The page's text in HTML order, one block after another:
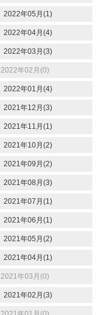
2022年05月(1)
2022年04月(4)
2022年03月(3)
2022年02月(0)
2022年01月(4)
2021年12月(3)
2021年11月(1)
2021年10月(2)
2021年09月(2)
2021年08月(3)
2021年07月(1)
2021年06月(1)
2021年05月(2)
2021年04月(1)
2021年03月(0)
2021年02月(3)